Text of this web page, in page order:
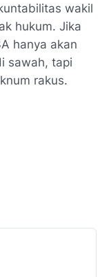
wakil
hukum. Jika
hanya akan
sawah, tapi
rakus.